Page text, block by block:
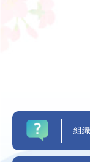
組